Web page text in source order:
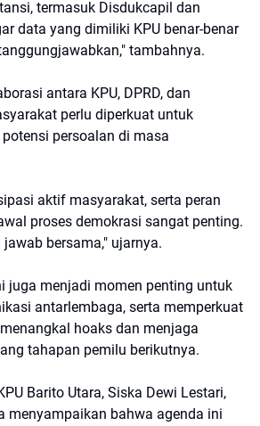
termasuk Disdukcapil dan
data yang dimiliki KPU benar-benar
tambahnya.
antara KPU, DPRD, dan
perlu diperkuat untuk
persoalan di masa
aktif masyarakat, serta peran
proses demokrasi sangat penting.
bersama," ujarnya.
juga menjadi momen penting untuk
antarlembaga, serta memperkuat
hoaks dan menjaga
tahapan pemilu berikutnya.
Barito Utara, Siska Dewi Lestari,
menyampaikan bahwa agenda ini